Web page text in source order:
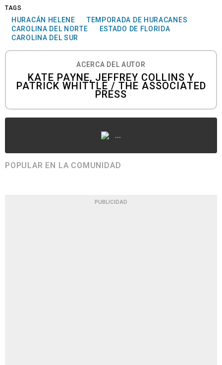
TAGS
HURACÁN HELENE
TEMPORADA DE HURACANES
CAROLINA DEL NORTE
ESTADO DE FLORIDA
CAROLINA DEL SUR
ACERCA DEL AUTOR
KATE PAYNE, JEFFREY COLLINS Y
PATRICK WHITTLE / THE ASSOCIATED
PRESS
...
POPULAR EN LA COMUNIDAD
PUBLICIDAD